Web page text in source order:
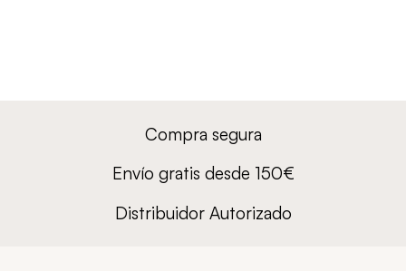
Compra segura
Envío gratis desde 150€
Distribuidor Autorizado